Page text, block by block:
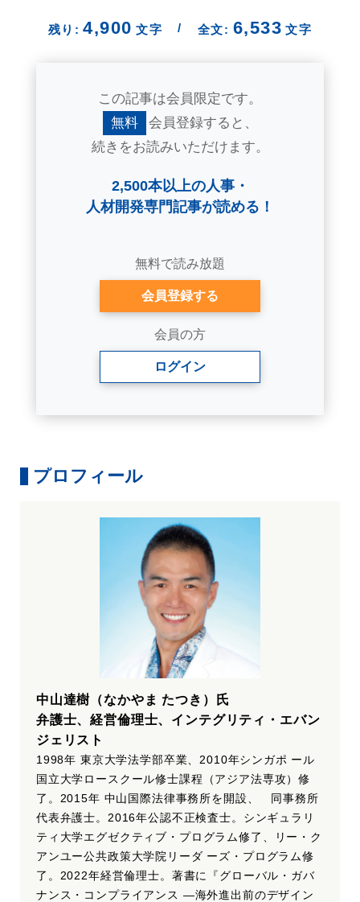
残り: 4,900 文字 / 全文: 6,533 文字
この記事は会員限定です。
無料
会員登録すると、
続きをお読みいただけます。
2,500本以上の人事・
人材開発専門記事が読める！
無料で読み放題
会員登録する
会員の方
ログイン
プロフィール
中山達樹（なかやま たつき）氏
弁護士、経営倫理士、インテグリティ・エバン
ジェリスト
1998年 東京大学法学部卒業、2010年シンガポ ール
国立大学ロースクール修士課程（アジア法専攻）修
了。2015年 中山国際法律事務所を開設、 同事務所
代表弁護士。2016年公認不正検査士。シンギュラリ
ティ大学エグゼクティブ・プログラム修了、リー・ク
アンユー公共政策大学院リーダ ーズ・プログラム修
了。2022年経営倫理士。著書に『グローバル・ガバ
ナンス・コンプライアンス ―海外進出前のデザイン